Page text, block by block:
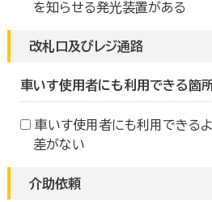
を知らせる発光装置がある
改札口及びレジ通路
車いす使用者にも利用できる箇
車いす使用者にも利用できるよ
差がない
介助依頼